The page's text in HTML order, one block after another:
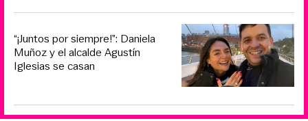
“¡Juntos por siempre!”: Daniela
Muñoz y el alcalde Agustín
Iglesias se casan